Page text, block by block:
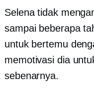
Selena tidak
sampai beberapa
untuk bertemu
memotivasi dia
sebenarnya.